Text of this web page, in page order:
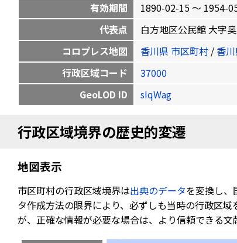
有効期間
1890-02-15 〜 1954-
代表点
白方地区公民館 大字
コロプレス地図
香川県 市区町村 / 香
行政区域コード
37000
GeoLOD ID
sIqWag
行政区域境界の歴史的変遷
地図表示
市区町村の行政区域境界は出典のデータを変換し、
タ作成方法の限界により、必ずしも当時の行政区
が、正確な情報が必要な場合は、より信頼できる文